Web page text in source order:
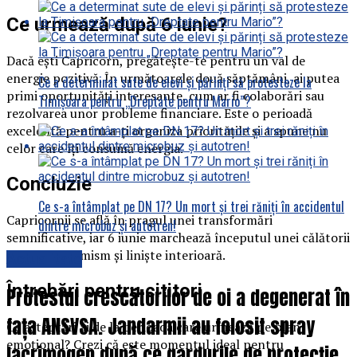
Ce urmează după 6 iunie?
Dacă ești Capricorn, pregătește-te pentru un val de
energie pozitivă. În următoarele două săptămâni, ai putea
primi oportunități interesante, cum ar fi colaborări sau
rezolvarea unor probleme financiare. Este o perioadă
excelentă pentru a-ți organiza prioritățile și a spune nu
celor care îți consumă energia.
Concluzie
Capricornii se află în pragul unei transformări
semnificative, iar 6 iunie marchează începutul unei călătorii
pline de optimism și liniște interioară.
Întrebări pentru cititori
Ce așteptări ai de la perioada care urmează pe plan
emoțional? Crezi că este momentul ideal pentru
Ce a determinat sute de elevi și părinți să protesteze la
Timișoara pentru „Dreptate pentru Mario”?
Ce s-a întâmplat pe DN 17? Un mort și trei răniți în accidentul
dintre microbuz și autotren!
Protestul crescătorilor de oi a degenerat în
fața ANSVSA. Jandarmii au folosit spray